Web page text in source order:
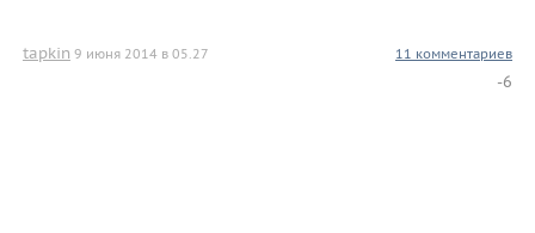
tapkin 9 июня 2014 в 05.27 11 комментариев
-6